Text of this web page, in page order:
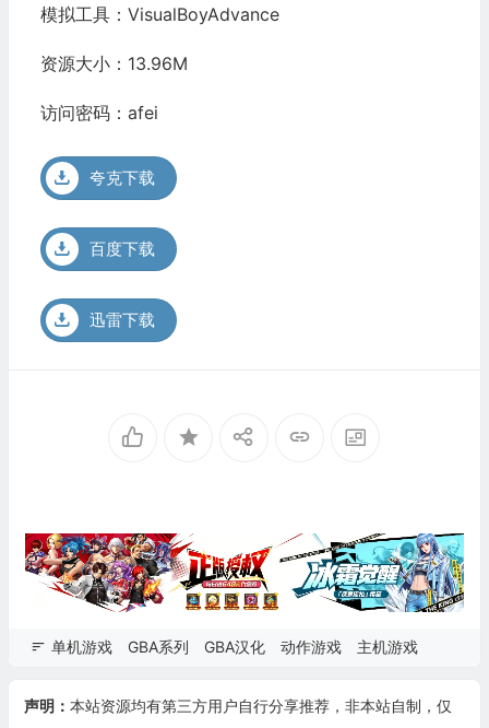
模拟工具：VisualBoyAdvance
资源大小：13.96M
访问密码：afei
夸克下载
百度下载
迅雷下载
单机游戏 GBA系列 GBA汉化 动作游戏 主机游戏
声明： 本站资源均有第三方用户自行分享推荐，非本站自制，仅